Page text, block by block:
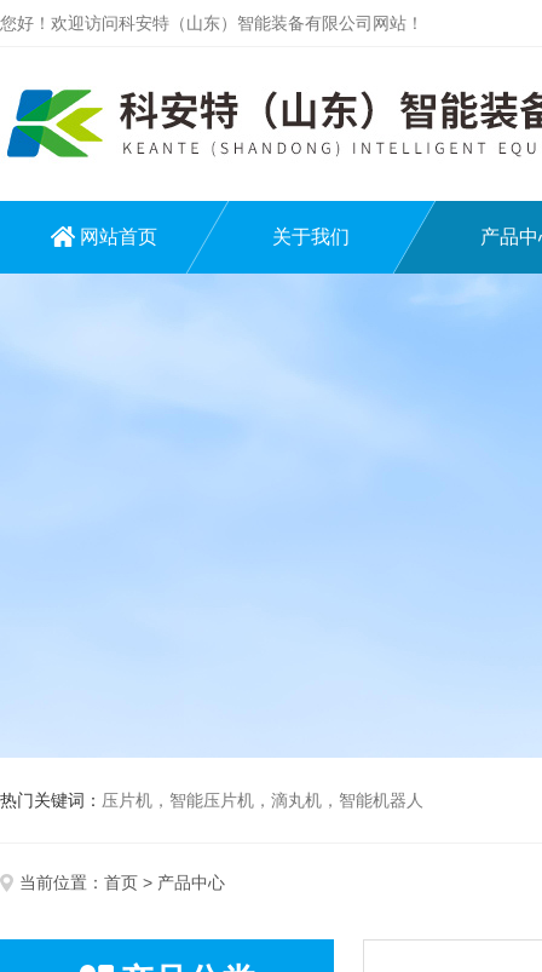
您好！欢迎访问科安特（山东）智能装备有限公司网站！
网站首页 关于我们 产品中
热门关键词： 压片机，智能压片机，滴丸机，智能机器人
当前位置： 首页 > 产品中心